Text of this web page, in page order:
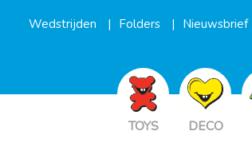
Wedstrijden Folders Nieuwsbrief
TOYS DECO